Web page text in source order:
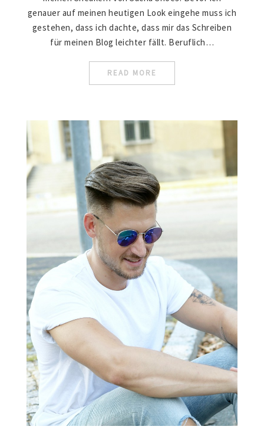
genauer auf meinen heutigen Look eingehe muss ich
gestehen, dass ich dachte, dass mir das Schreiben
für meinen Blog leichter fällt. Beruflich…
READ MORE